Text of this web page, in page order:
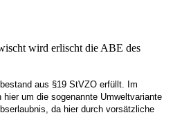
wird erlischt die ABE des
aus §19 StVZO erfüllt. Im
um die sogenannte Umweltvariante
da hier durch vorsätzliche